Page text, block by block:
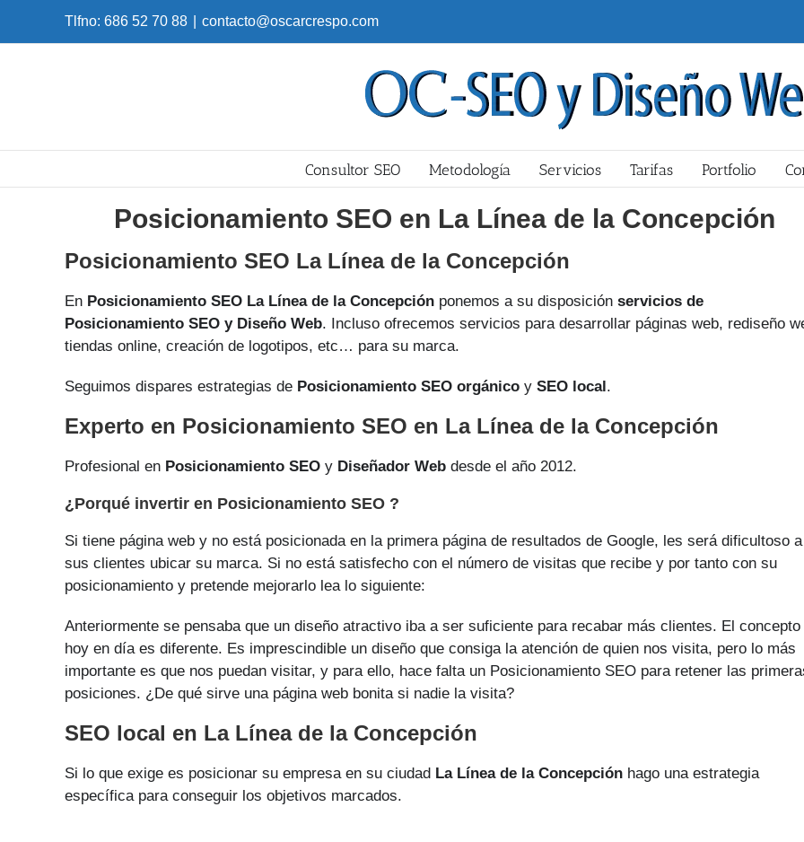
Tlfno: 686 52 70 88 contacto@oscarcrespo.com
Consultor SEO Metodología Servicios Tarifas Portfolio
Posicionamiento SEO en La Línea de la Concepción
Posicionamiento SEO La Línea de la Concepción
En Posicionamiento SEO La Línea de la Concepción ponemos a su disposición servicios de
Posicionamiento SEO y Diseño Web. Incluso ofrecemos servicios para desarrollar páginas web, rediseño
tiendas online, creación de logotipos, etc… para su marca.
Seguimos dispares estrategias de Posicionamiento SEO orgánico y SEO local.
Experto en Posicionamiento SEO en La Línea de la Concepción
Profesional en Posicionamiento SEO y Diseñador Web desde el año 2012.
¿Porqué invertir en Posicionamiento SEO ?
Si tiene página web y no está posicionada en la primera página de resultados de Google, les será dificultoso a
sus clientes ubicar su marca. Si no está satisfecho con el número de visitas que recibe y por tanto con su
posicionamiento y pretende mejorarlo lea lo siguiente:
Anteriormente se pensaba que un diseño atractivo iba a ser suficiente para recabar más clientes. El concepto
hoy en día es diferente. Es imprescindible un diseño que consiga la atención de quien nos visita, pero lo más
importante es que nos puedan visitar, y para ello, hace falta un Posicionamiento SEO para retener las
posiciones. ¿De qué sirve una página web bonita si nadie la visita?
SEO local en La Línea de la Concepción
Si lo que exige es posicionar su empresa en su ciudad La Línea de la Concepción hago una estrategia
específica para conseguir los objetivos marcados.